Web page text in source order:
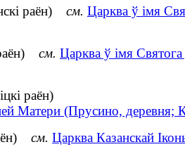
раён) см. Царква ў імя
см. Царква ў імя
раён)
Матери (Прусино, деревня;
см. Царква Казанскай